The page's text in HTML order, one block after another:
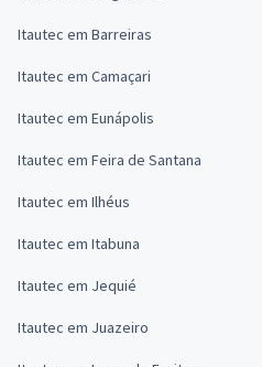
Itautec em Barreiras
Itautec em Camaçari
Itautec em Eunápolis
Itautec em Feira de Santana
Itautec em Ilhéus
Itautec em Itabuna
Itautec em Jequié
Itautec em Juazeiro